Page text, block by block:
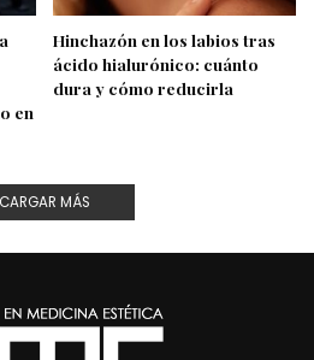
en
Hinchazón en los labios tras
ácido hialurónico: cuánto
dura y cómo reducirla
CARGAR MÁS